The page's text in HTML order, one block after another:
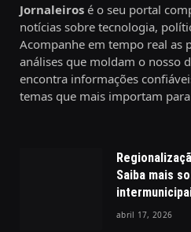
Jornaleiros é o seu portal
notícias sobre tecnologia,
Acompanhe em tempo real as
análises que moldam o nosso
encontra informações
temas que mais importam
Saiba mais
abril 17, 2026